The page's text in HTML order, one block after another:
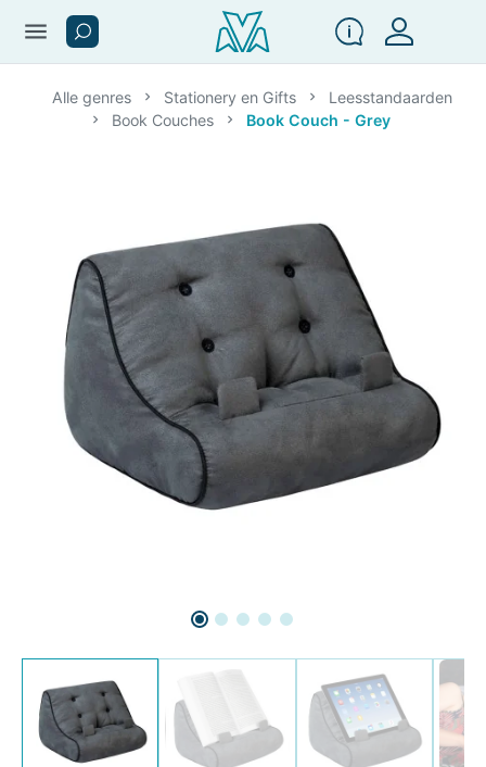
menu
Alle genres Stationery en Gifts
Leesstandaarden
Book Couches
Book Couch - Grey